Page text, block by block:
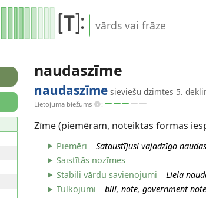
naudaszīme
naudaszīme sieviešu dzimtes 5.
Lietojuma biežums :
Zīme (piemēram, noteiktas formas
Piemēri
Sataustījusi vajadzīgo
Saistītās nozīmes
Stabili vārdu savienojumi
Liela
Tulkojumi
bill, note, government